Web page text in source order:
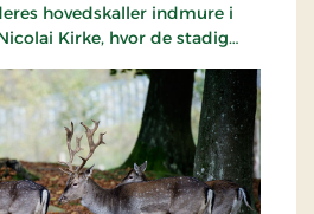
hovedskaller indmure i
Kirke, hvor de stadig
Helligkilden, der blev besøgt
dag 1. maj og Sankt
tallet. I 1905 blev kilden
udtørret.